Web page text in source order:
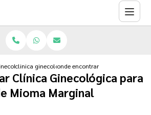
clinica ginecologica para fertilizacao in vitro
onde encontrar clinica
Clínica Ginecológica para
Mioma Marginal